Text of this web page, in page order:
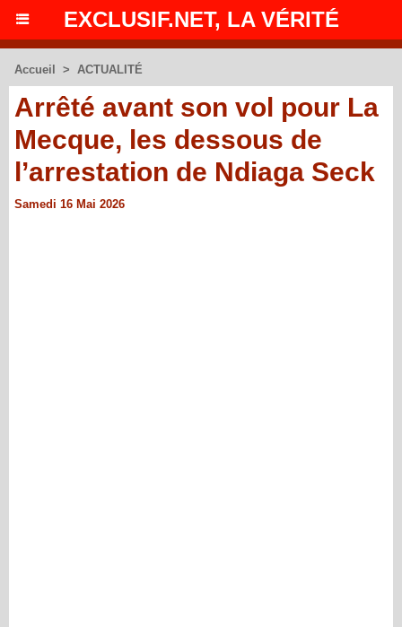
EXCLUSIF.NET, LA VÉRITÉ
Accueil > ACTUALITÉ
Arrêté avant son vol pour La
Mecque, les dessous de
l’arrestation de Ndiaga Seck
Samedi 16 Mai 2026